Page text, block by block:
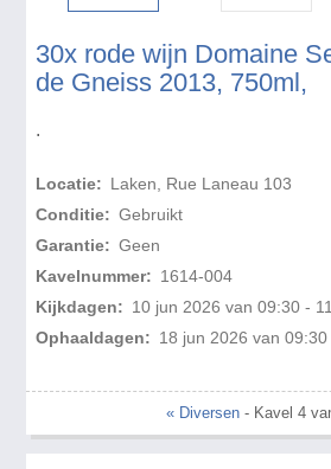
30x rode wijn Domaine
de Gneiss 2013, 750ml,
.
Locatie: Laken, Rue Laneau 103
Conditie: Gebruikt
Garantie: Geen
Kavelnummer: 1614-004
Kijkdagen: 10 jun 2026 van 09:30 -
Ophaaldagen: 18 jun 2026 van
« Diversen - Kavel 4